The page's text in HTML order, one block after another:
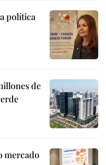
política
de
mercado